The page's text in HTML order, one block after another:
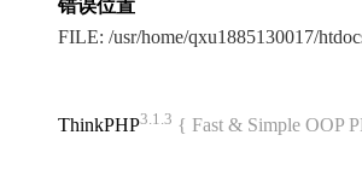
错误位置
FILE: /usr/home/qxu1885130017/
ThinkPHP3.1.3 { Fast & Simple OOP